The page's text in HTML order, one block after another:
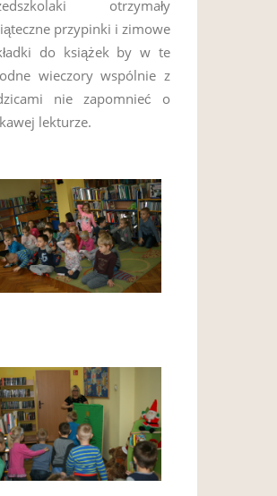
otrzymały
przypinki i zimowe
do książek by w te
wieczory wspólnie z
nie zapomnieć o
lekturze.